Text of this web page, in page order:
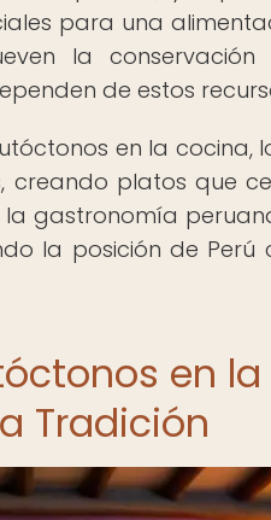
para una
la
de estos
en la
creando platos que
gastronomía
la posición de
en
Tradición